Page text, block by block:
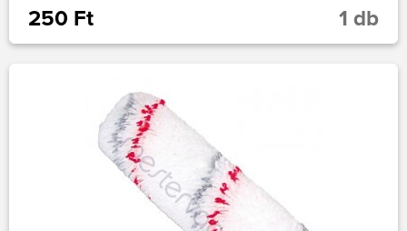
250 Ft 1 db